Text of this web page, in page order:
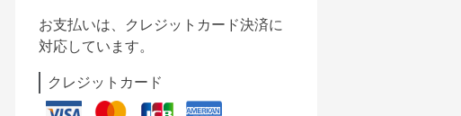
お支払いは、クレジットカード決済に
対応しています。
クレジットカード